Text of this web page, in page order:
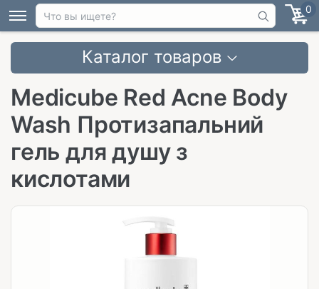
0
Каталог товаров
Medicube Red Acne Body
Wash Протизапальний
гель для душу з
кислотами